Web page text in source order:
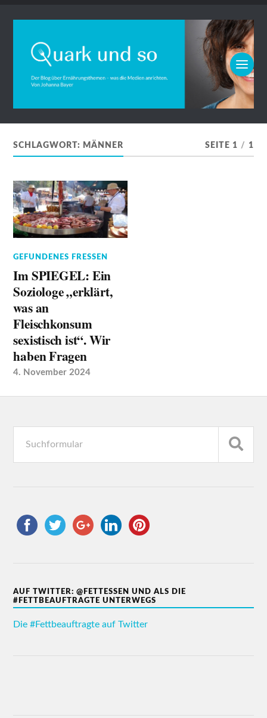
SCHLAGWORT: MÄNNER SEITE 1 / 1
GEFUNDENES FRESSEN
Im SPIEGEL: Ein
Soziologe „erklärt,
was an
Fleischkonsum
sexistisch ist“. Wir
haben Fragen
4. November 2024
AUF TWITTER: @FETTESSEN UND ALS DIE
#FETTBEAUFTRAGTE UNTERWEGS
Die #Fettbeauftragte auf Twitter